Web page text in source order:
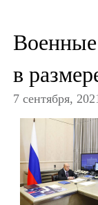
в
7 сентября,